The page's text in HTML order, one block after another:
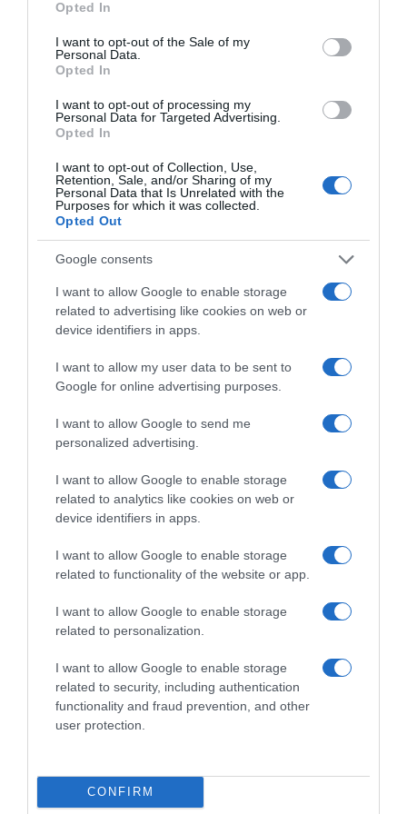
use your data for below specified purposes in below Google
consent section.
Opted In
I want to opt-out of the Sale of my
Personal Data.
Opted In
I want to opt-out of processing my
Personal Data for Targeted Advertising.
Opted In
I want to opt-out of Collection, Use,
Retention, Sale, and/or Sharing of my
Personal Data that Is Unrelated with the
Purposes for which it was collected.
Opted Out
Google consents
I want to allow Google to enable storage
related to advertising like cookies on web or
device identifiers in apps.
I want to allow my user data to be sent to
Google for online advertising purposes.
I want to allow Google to send me
personalized advertising.
I want to allow Google to enable storage
related to analytics like cookies on web or
device identifiers in apps.
I want to allow Google to enable storage
related to functionality of the website or app.
I want to allow Google to enable storage
related to personalization.
I want to allow Google to enable storage
related to security, including authentication
functionality and fraud prevention, and other
user protection.
CONFIRM
Ιός Δυτικού Νείλου: Έξι θάνατοι τις
περισσότερα κρούσματα
ΠΑΣΟΚ: Η «Εστία» ανάλωσε τη μισή ύλη
της για να μην πει απολύτως τίποτα και να
επαναλάβει το φαντασιόπληκτο ρεπορτάζ
της
ανήλικη στο σπίτι του – Την έσωσαν οι
φωνές της
και μάθετε πρώτοι όλες τις ειδήσεις
Share Tweet
ΧΡΙΣΤΙΝΑ ΛΑΜΠΙΡΗ
ΣΧΟΛΙΑ